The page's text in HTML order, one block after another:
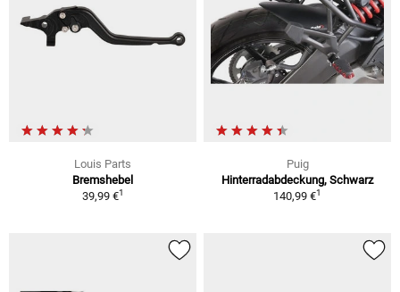
Louis Parts
Bremshebel
39,99 €1
Puig
Hinterradabdeckung, Schwarz
140,99 €1